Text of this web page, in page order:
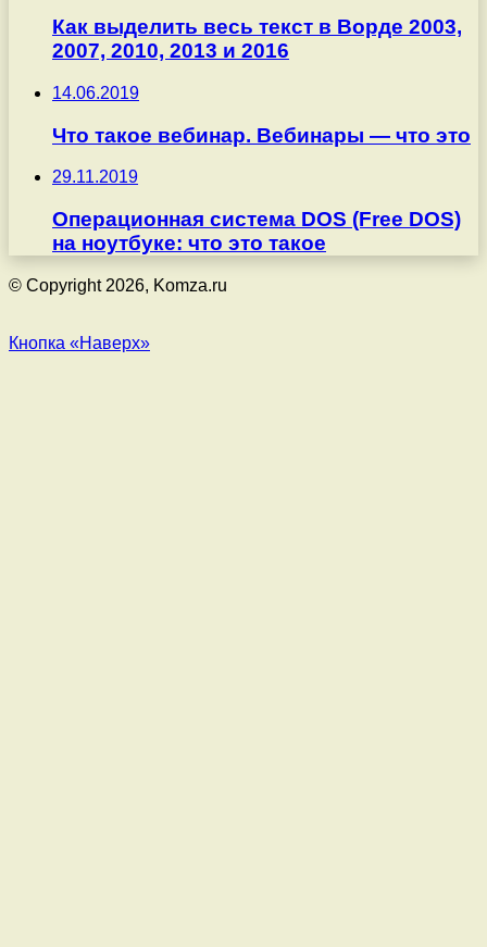
Как выделить весь текст в Ворде 2003,
2007, 2010, 2013 и 2016
14.06.2019
Что такое вебинар. Вебинары — что это
29.11.2019
Операционная система DOS (Free DOS)
на ноутбуке: что это такое
© Copyright 2026, Komza.ru
Кнопка «Наверх»